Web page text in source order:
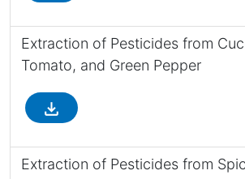
Extraction of Pesticides from
Tomato, and Green Pepper
file_download
Extraction of Pesticides from